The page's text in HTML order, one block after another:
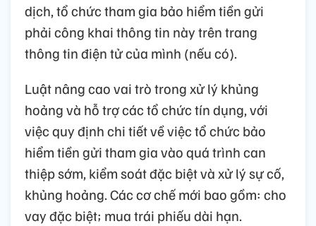
dịch, tổ chức tham gia bảo hiểm tiền gửi
phải công khai thông tin này trên trang
thông tin điện tử của mình (nếu có).
Luật nâng cao vai trò trong xử lý khủng
hoảng và hỗ trợ các tổ chức tín dụng, với
việc quy định chi tiết về việc tổ chức bảo
hiểm tiền gửi tham gia vào quá trình can
thiệp sớm, kiểm soát đặc biệt và xử lý sự cố,
khủng hoảng. Các cơ chế mới bao gồm: cho
vay đặc biệt; mua trái phiếu dài hạn.